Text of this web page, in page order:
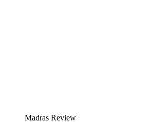
Madras Review